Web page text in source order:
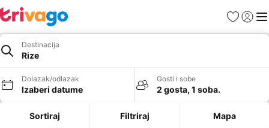
FavoritiPrijavi
Destinacija
Rize
Dolazak/odlazak
Izaberi datume
Gosti i sobe
2 gosta, 1 soba.
Sortiraj Filtriraj Mapa